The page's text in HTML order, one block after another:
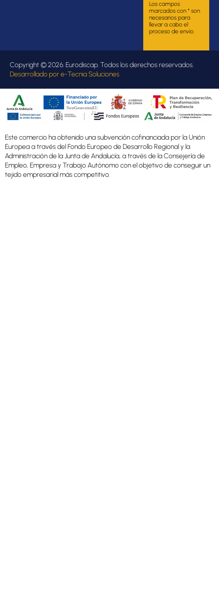
Los campos
marcados con * son
necesarios para
llevar a cabo el
proceso de envío.
Copyright © 2026. Eurodiscap. Todos los derechos reservados.
Desarrollado pore-Tecnia Soluciones
Este comercio ha obtenido una subvención cofinanciada por la Unión
Europea a través del Fondo Europeo de Desarrollo Regional y la
Administración de la Junta de Andalucía, a través de la Consejería de
Empleo, Empresa y Trabajo Autónomo con el objetivo de conseguir un
tejido empresarial más competitivo.